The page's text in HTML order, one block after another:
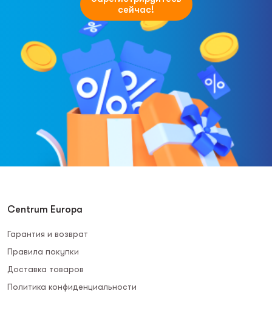
сейчас!
Centrum Europa
Гарантия и возврат
Правила покупки
Доставка товаров
Политика конфиденциальности